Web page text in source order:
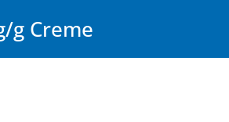
g Creme